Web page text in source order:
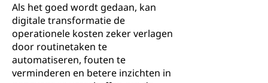
Als het goed wordt gedaan, kan
digitale transformatie de
operationele kosten zeker verlagen
door routinetaken te
automatiseren, fouten te
verminderen en betere inzichten in